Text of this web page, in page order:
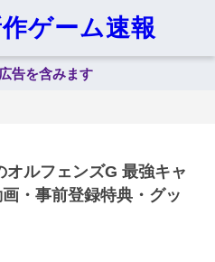
ゲーム速報
告を含みます
ルフェンズG 最強キャ
・事前登録特典・グッ